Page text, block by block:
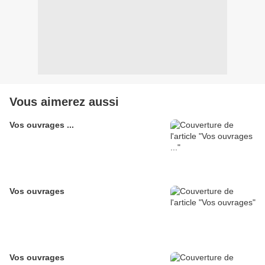
Vous aimerez aussi
Vos ouvrages ...
Vos ouvrages
Vos ouvrages